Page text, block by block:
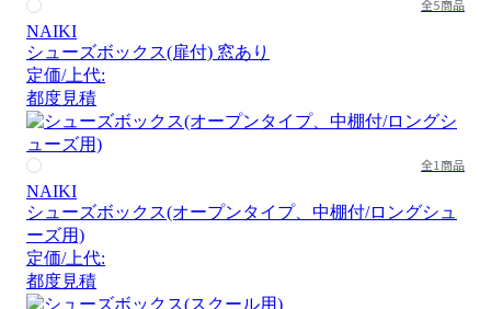
全5商品
NAIKI
シューズボックス(扉付) 窓あり
定価/上代:
都度見積
全1商品
NAIKI
シューズボックス(オープンタイプ、中棚付/ロングシュ
ーズ用)
定価/上代:
都度見積